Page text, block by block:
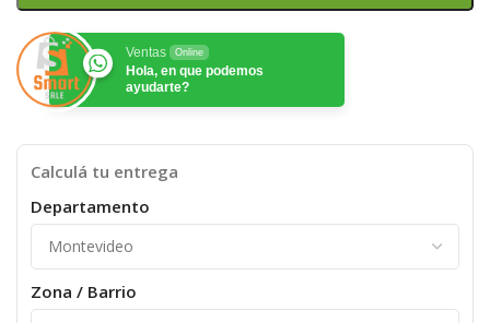
Ventas Online
Hola, en que podemos
ayudarte?
Calculá tu entrega
Departamento
Zona / Barrio